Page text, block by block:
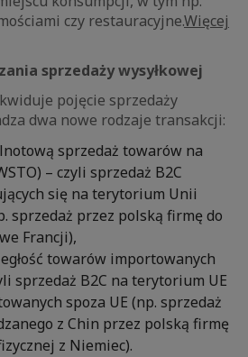
czy restauracyjne.Więcej
sprzedaży wysyłkowej
pojęcie sprzedaży
dwa nowe rodzaje transakcji:
sprzedaż towarów na
– czyli sprzedaż B2C
się na terytorium Unii
sprzedaż przez polską firmę do
Francji),
towarów importowanych
sprzedaż B2C na terytorium UE
spoza UE (np. sprzedaż
z Chin przez polską firmę
z Niemiec).